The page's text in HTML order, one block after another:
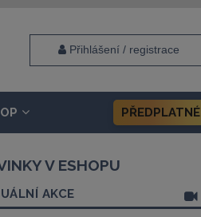
Přihlášení / registrace
PŘEDPLATNÉ
V ESHOPU
AKCE